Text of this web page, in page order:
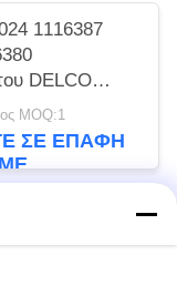
1116387
MOQ:1
ΣΕ ΕΠΑΦΉ